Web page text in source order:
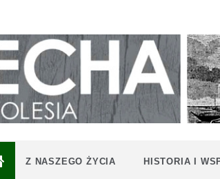
Z NASZEGO ŻYCIA HISTORIA I